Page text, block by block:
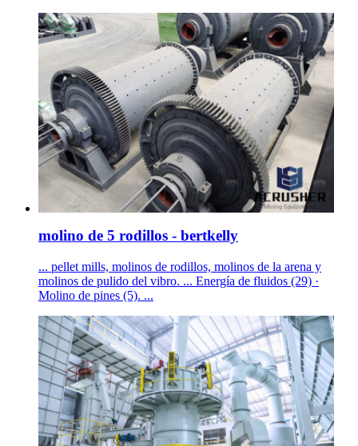
molino de 5 rodillos - bertkelly
... pellet mills, molinos de rodillos, molinos de la arena y
molinos de pulido del vibro. ... Energía de fluidos (29) ·
Molino de pines (5). ...